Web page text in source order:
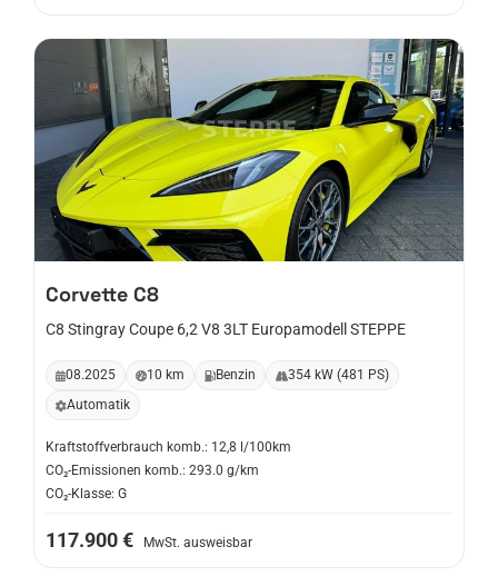
Corvette C8
C8 Stingray Coupe 6,2 V8 3LT Europamodell STEPPE
08.2025 10 km Benzin
354 kW (481 PS)
Automatik
Kraftstoffverbrauch komb.: 12,8 l/100km
CO₂-Emissionen komb.: 293.0 g/km
CO₂-Klasse: G
117.900 € MwSt. ausweisbar